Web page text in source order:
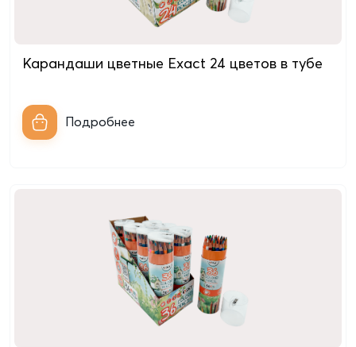
Карандаши цветные Exact 24 цветов в тубе
Подробнее